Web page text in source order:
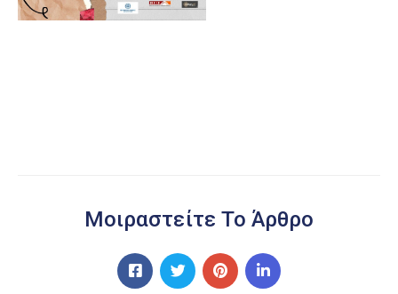
Μοιραστείτε Το Άρθρο